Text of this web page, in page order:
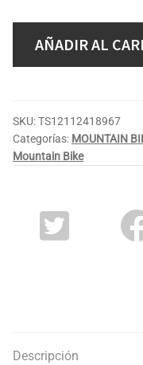
AÑADIR AL
SKU:TS12112418967
Categorías: MOUNTAIN
Mountain Bike
Descripción